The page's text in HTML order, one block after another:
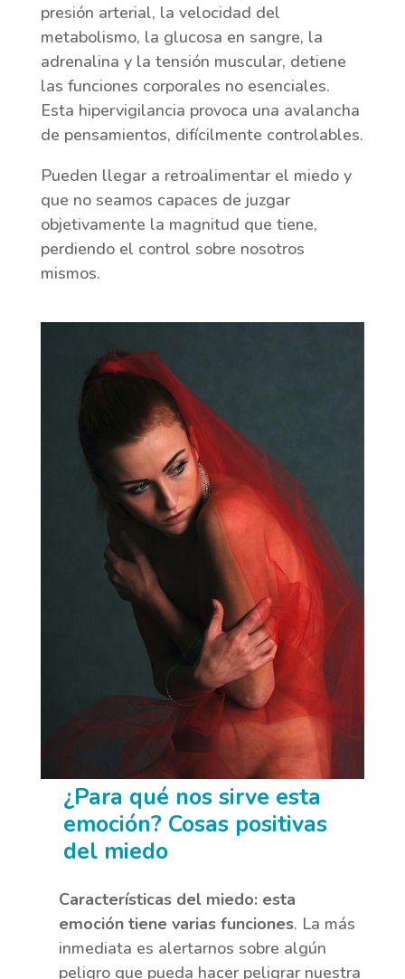
presión arterial, la velocidad del
metabolismo, la glucosa en sangre, la
adrenalina y la tensión muscular, detiene
las funciones corporales no esenciales.
Esta hipervigilancia provoca una avalancha
de pensamientos, difícilmente controlables.
Pueden llegar a retroalimentar el miedo y
que no seamos capaces de juzgar
objetivamente la magnitud que tiene,
perdiendo el control sobre nosotros
mismos.
¿Para qué nos sirve esta
emoción? Cosas positivas
del miedo
Características del miedo: esta
emoción tiene varias funciones. La más
inmediata es alertarnos sobre algún
peligro que pueda hacer peligrar nuestra